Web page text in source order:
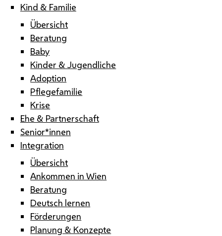
Kind & Familie
Übersicht
Beratung
Baby
Kinder & Jugendliche
Adoption
Pflegefamilie
Krise
Ehe & Partnerschaft
Senior*innen
Integration
Übersicht
Ankommen in Wien
Beratung
Deutsch lernen
Förderungen
Planung & Konzepte